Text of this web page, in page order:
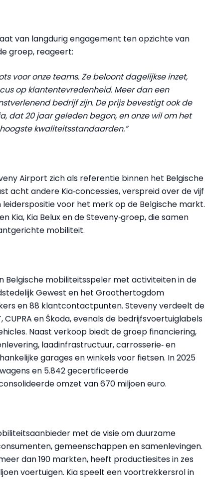
van langdurig engagement ten opzichte van
groep, reageert:
voor onze teams. Ze beloont dagelijkse inzet,
op klantentevredenheid. Meer dan een
bedrijf zijn. De prijs bevestigt ook de
dat 20 jaar geleden begon, en onze wil om het
kwaliteitsstandaarden.”
Airport zich als referentie binnen het Belgische
acht andere Kia‑concessies, verspreid over de vijf
leiderspositie voor het merk op de Belgische markt.
Kia, Kia Belux en de Steveny‑groep, die samen
mobiliteit.
Belgische mobiliteitsspeler met activiteiten in de
Gewest en het Groothertogdom
en 88 klantcontactpunten. Steveny verdeelt de
CUPRA en Škoda, evenals de bedrijfsvoertuiglabels
Naast verkoop biedt de groep financiering,
laadinfrastructuur, carrosserie‑ en
garages en winkels voor fietsen. In 2025
en 5.842 gecertificeerde
omzet van 670 miljoen euro.
met de visie om duurzame
gemeenschappen en samenlevingen.
dan 190 markten, heeft productiesites in zes
voertuigen. Kia speelt een voortrekkersrol in